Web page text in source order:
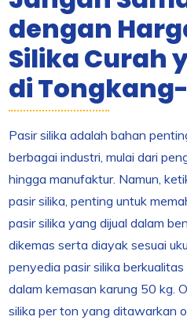
dengan
Silika Curah
di
Pasir silika adalah bahan
berbagai industri, mulai dari
hingga manufaktur. Namun,
pasir silika, penting untuk
pasir silika yang dijual dalam
dikemas serta diayak sesuai
penyedia pasir silika
dalam kemasan karung 50 kg.
silika per ton yang ditawarkan